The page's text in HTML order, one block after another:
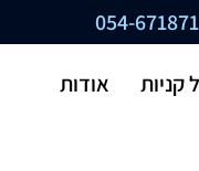
054-
קניות אודות